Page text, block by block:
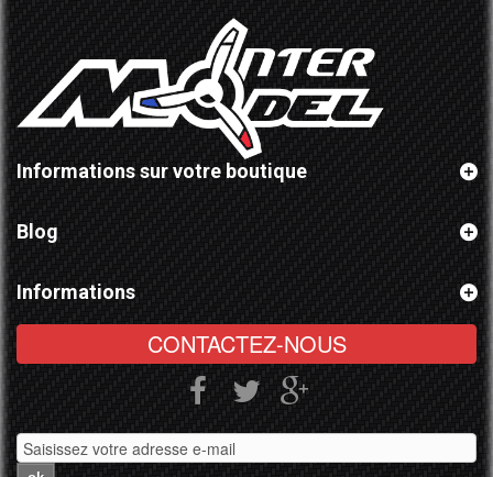
Informations sur votre boutique
Blog
Informations
CONTACTEZ-NOUS